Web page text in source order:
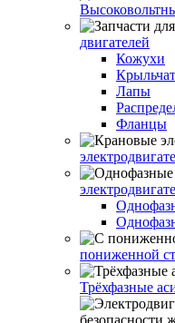
двигателей
Кожухи
Лапы
Фланцы
пониженной
Трёхфазные